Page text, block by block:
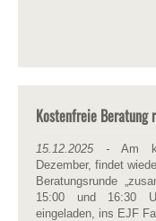
Kostenfreie Beratung
15.12.2025 -Am
Dezember, findet
Beratungsrunde
15:00 und 16:30
eingeladen, ins EJF